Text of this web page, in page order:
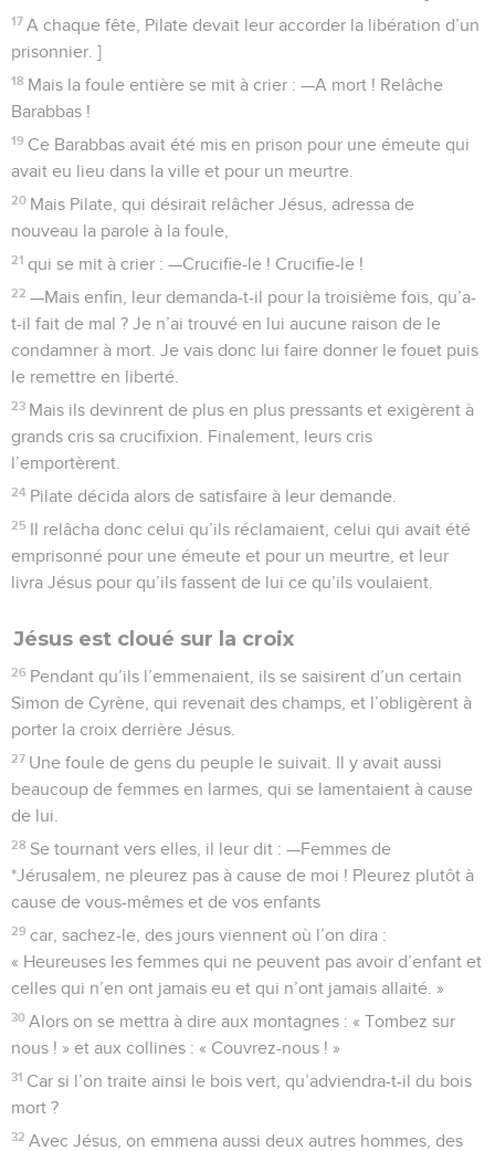
17 A chaque fête, Pilate devait leur accorder la libération d’un
prisonnier. ]
18 Mais la foule entière se mit à crier : —A mort ! Relâche
Barabbas !
19 Ce Barabbas avait été mis en prison pour une émeute qui
avait eu lieu dans la ville et pour un meurtre.
20 Mais Pilate, qui désirait relâcher Jésus, adressa de
nouveau la parole à la foule,
21 qui se mit à crier : —Crucifie-le ! Crucifie-le !
22 —Mais enfin, leur demanda-t-il pour la troisième fois, qu’a-
t-il fait de mal ? Je n’ai trouvé en lui aucune raison de le
condamner à mort. Je vais donc lui faire donner le fouet puis
le remettre en liberté.
23 Mais ils devinrent de plus en plus pressants et exigèrent à
grands cris sa crucifixion. Finalement, leurs cris
l’emportèrent.
24 Pilate décida alors de satisfaire à leur demande.
25 Il relâcha donc celui qu’ils réclamaient, celui qui avait été
emprisonné pour une émeute et pour un meurtre, et leur
livra Jésus pour qu’ils fassent de lui ce qu’ils voulaient.
Jésus est cloué sur la croix
26 Pendant qu’ils l’emmenaient, ils se saisirent d’un certain
Simon de Cyrène, qui revenait des champs, et l’obligèrent à
porter la croix derrière Jésus.
27 Une foule de gens du peuple le suivait. Il y avait aussi
beaucoup de femmes en larmes, qui se lamentaient à cause
de lui.
28 Se tournant vers elles, il leur dit : —Femmes de
*Jérusalem, ne pleurez pas à cause de moi ! Pleurez plutôt à
cause de vous-mêmes et de vos enfants
29 car, sachez-le, des jours viennent où l’on dira :
« Heureuses les femmes qui ne peuvent pas avoir d’enfant et
celles qui n’en ont jamais eu et qui n’ont jamais allaité. »
30 Alors on se mettra à dire aux montagnes : « Tombez sur
nous ! » et aux collines : « Couvrez-nous ! »
31 Car si l’on traite ainsi le bois vert, qu’adviendra-t-il du bois
mort ?
32 Avec Jésus, on emmena aussi deux autres hommes, des